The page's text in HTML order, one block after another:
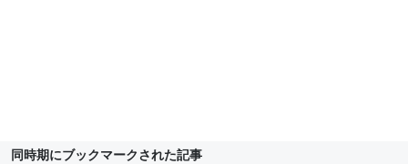
同時期にブックマークされた記事